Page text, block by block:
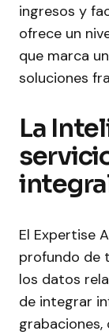
ingresos y
ofrece un
que marca
soluciones
La
El Expertise
profundo de
los datos
de integrar
grabaciones,